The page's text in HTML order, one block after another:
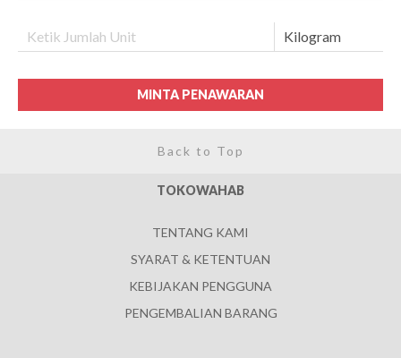
MINTA PENAWARAN
Back to Top
TOKOWAHAB
TENTANG KAMI
SYARAT & KETENTUAN
KEBIJAKAN PENGGUNA
PENGEMBALIAN BARANG